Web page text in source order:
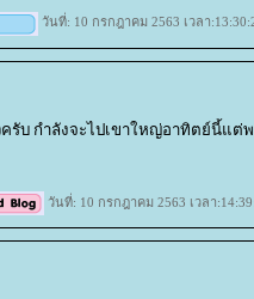
วันที่: 10 กรกฎาคม 2563 เวลา
รับ กำลังจะไปเขาใหญ่อาทิตย์นี้แ
วันที่: 10 กรกฎาคม 2563 เวลา